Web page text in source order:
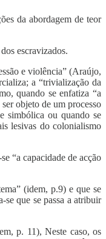
da abordagem de teor
escravizados.
e violência” (Araújo,
a “trivialização da
quando se enfatiza “a
objeto de um processo
simbólica ou quando se
lesivas do colonialismo
“a capacidade de acção
(idem, p.9) e que se
que se passa a atribuir
p. 11), Neste caso, os